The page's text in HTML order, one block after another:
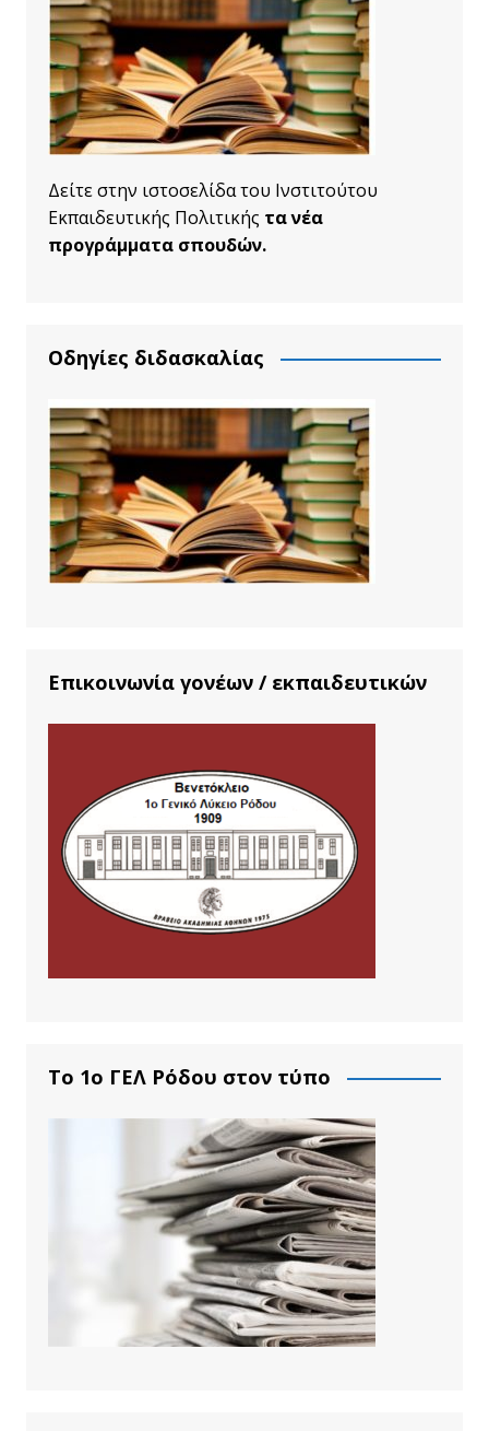
Δείτε στην ιστοσελίδα του Ινστιτούτου
Εκπαιδευτικής Πολιτικής τα νέα
προγράμματα σπουδών.
Οδηγίες διδασκαλίας
Επικοινωνία γονέων / εκπαιδευτικών
Το 1ο ΓΕΛ Ρόδου στον τύπο